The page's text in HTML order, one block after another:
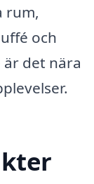
rum,
och
är det nära